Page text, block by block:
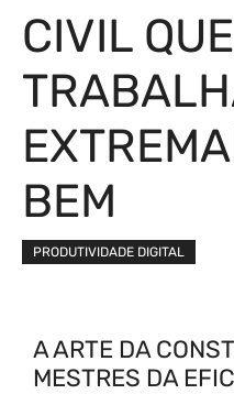
CIVIL QUE
BEM
PRODUTIVIDADE DIGITAL
A ARTE DA
MESTRES DA